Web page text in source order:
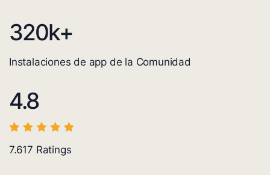
320k+
Instalaciones de app de la Comunidad
4.8
7.617 Ratings